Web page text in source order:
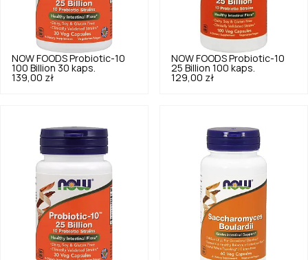
NOW FOODS Probiotic-10
100 Billion 30 kaps.
139,00 zł
NOW FOODS Probiotic-10
25 Billion 100 kaps.
129,00 zł